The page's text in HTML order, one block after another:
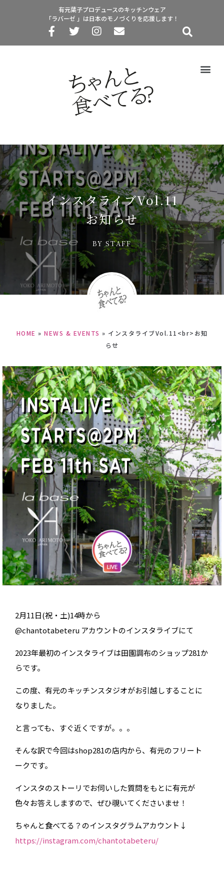
有元葉子プロデュースのキッチンウェア
「ラバーゼ 」は日本のモノづくりを応援します！
インスタライブVol.11
お知らせ
BY STAFF
HOME » NEWS & EVENTS » インスタライブVol.11<br>お知
らせ
2月11日(祝・土)14時から
@chantotabeteru アカウントのインスタライブにて
2023年最初のインスタライブは田園調布のショップ281か
らです。
この度、有元のキッチンスタジオがお引越しすることに
なりました。
と言っても、すぐ近くですが。。。
そんな訳で今回はshop281の店内から、有元のフリート
ークです。
インスタのストーリでお伺いした質問をもとに有元が
色々お答えしますので、ぜひ覗いてくださいませ！
ちゃんと食べてる？のインスタグラムアカウント↓
https://instagram.com/chantotabeteru/